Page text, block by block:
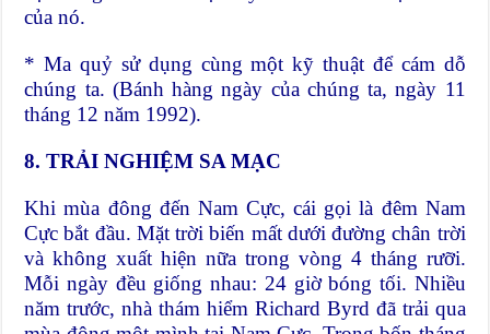
của nó.
* Ma quỷ sử dụng cùng một kỹ thuật để cám dỗ
chúng ta. (Bánh hàng ngày của chúng ta, ngày 11
tháng 12 năm 1992).
8. TRẢI NGHIỆM SA MẠC
Khi mùa đông đến Nam Cực, cái gọi là đêm Nam
Cực bắt đầu. Mặt trời biến mất dưới đường chân trời
và không xuất hiện nữa trong vòng 4 tháng rưỡi.
Mỗi ngày đều giống nhau: 24 giờ bóng tối. Nhiều
năm trước, nhà thám hiểm Richard Byrd đã trải qua